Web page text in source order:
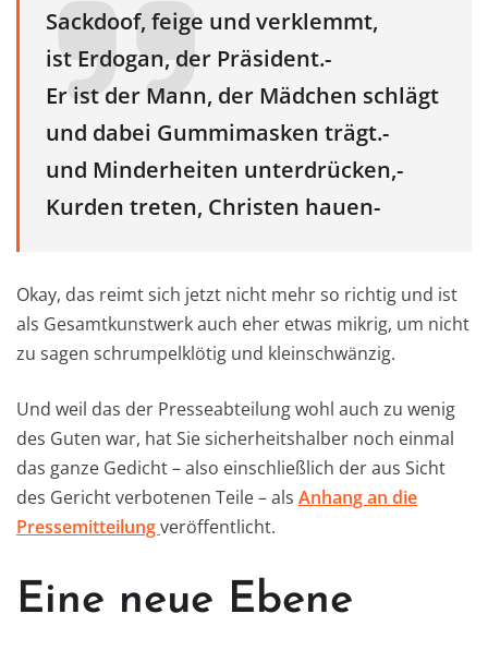
Sackdoof, feige und verklemmt,
ist Erdogan, der Präsident.-
Er ist der Mann, der Mädchen schlägt
und dabei Gummimasken trägt.-
und Minderheiten unterdrücken,-
Kurden treten, Christen hauen-
Okay, das reimt sich jetzt nicht mehr so richtig und ist
als Gesamtkunstwerk auch eher etwas mikrig, um nicht
zu sagen schrumpelklötig und kleinschwänzig.
Und weil das der Presseabteilung wohl auch zu wenig
des Guten war, hat Sie sicherheitshalber noch einmal
das ganze Gedicht – also einschließlich der aus Sicht
des Gericht verbotenen Teile – als Anhang an die
Pressemitteilungveröffentlicht.
Eine neue Ebene